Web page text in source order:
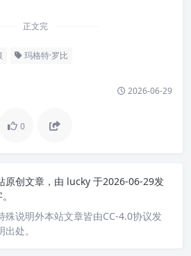
正文完
玛格特·罗比
2026-06-29
0
原创文章，由 lucky 于2026-06-29发
殊说明外本站文章皆由CC-4.0协议发
处。